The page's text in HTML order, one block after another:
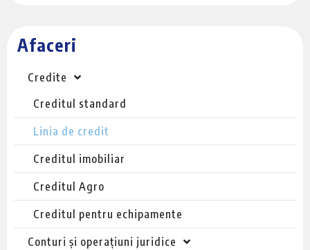
Afaceri
Credite
Creditul standard
Linia de credit
Creditul imobiliar
Creditul Agro
Creditul pentru echipamente
Conturi și operațiuni juridice